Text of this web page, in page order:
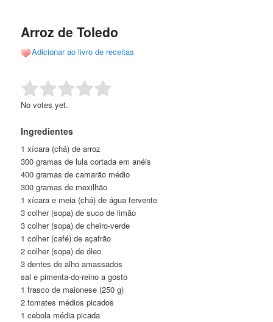
conteúdo
conteúdo
Arroz de Toledo
Adicionar ao livro de receitas
Rate this item: Submit Rating
No votes yet.
Ingredientes
1 xícara (chá) de arroz
300 gramas de lula cortada em anéis
400 gramas de camarão médio
300 gramas de mexilhão
1 xícara e meia (chá) de água fervente
3 colher (sopa) de suco de limão
3 colher (sopa) de cheiro-verde
1 colher (café) de açafrão
2 colher (sopa) de óleo
3 dentes de alho amassados
sal e pimenta-do-reino a gosto
1 frasco de maionese (250 g)
2 tomates médios picados
1 cebola média picada